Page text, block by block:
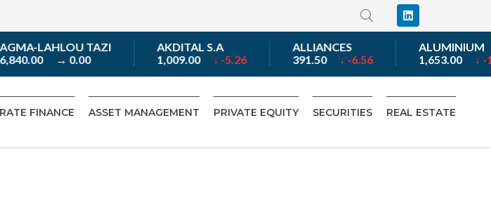
LAHLOU TAZI
→ 0.00
AKDITAL S.A
1,009.00↓ -5.26
ALLIANCES
391.50↓ -6.56
ALUMINIUM
1,653.00↓ -
FINANCE ASSET MANAGEMENT PRIVATE EQUITY SECURITIES REAL ESTATE